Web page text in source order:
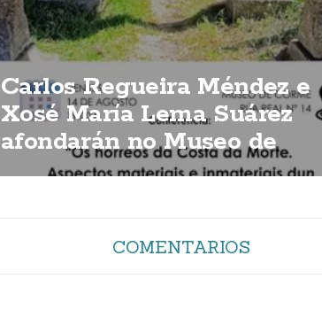
Carlos Regueira Méndez e
Xosé María Lema Suárez
afondarán no Museo de
Corme sobre a importancia
COMENTARIOS